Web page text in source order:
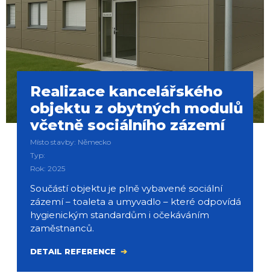
Realizace kancelářského
objektu z obytných modulů
včetně sociálního zázemí
Místo stavby: Německo
Typ:
Rok: 2025
Součástí objektu je plně vybavené sociální
zázemí – toaleta a umyvadlo – které odpovídá
hygienickým standardům i očekáváním
zaměstnanců.
DETAIL REFERENCE